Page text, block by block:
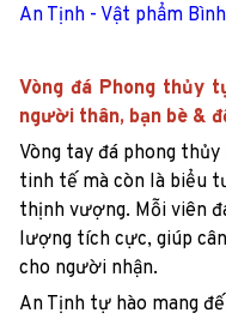
An Tịnh - Vật phẩm
Vòng đá Phong thủy
người thân, bạn bè &
Vòng tay đá phong
tinh tế mà còn là biểu
thịnh vượng. Mỗi viên
lượng tích cực, giúp
cho người nhận.
An Tịnh tự hào mang